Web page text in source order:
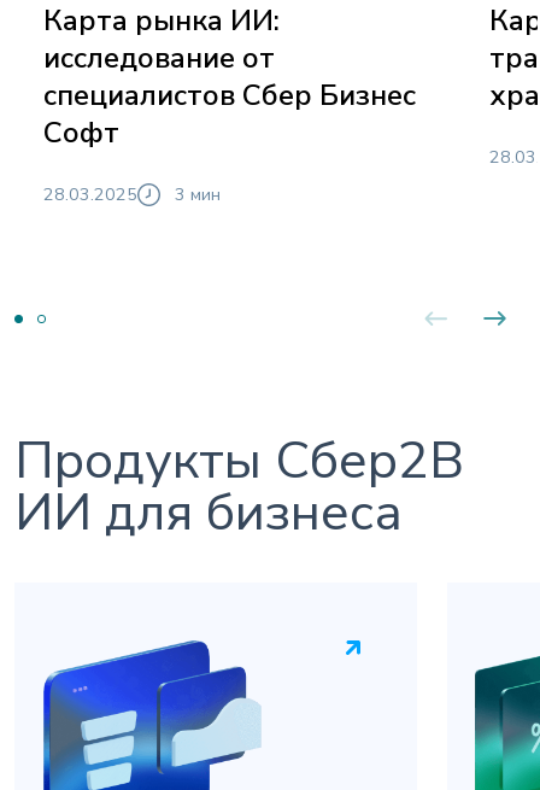
Карта рынка ИИ:
исследование от
специалистов Сбер Бизнес
Софт
28.03.2025 3 мин
Продукты Сбер2B
ИИ для бизнеса